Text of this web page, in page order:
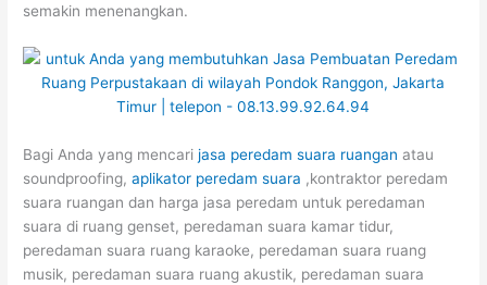
semakin menenangkan.
Bagi Anda yang mencarijasa peredam suara ruangan atau
soundproofing,aplikator peredam suara ,kontraktor peredam
suara ruangan dan harga jasa peredam untuk peredaman
suara di ruang genset, peredaman suara kamar tidur,
peredaman suara ruang karaoke, peredaman suara ruang
musik, peredaman suara ruang akustik, peredaman suara